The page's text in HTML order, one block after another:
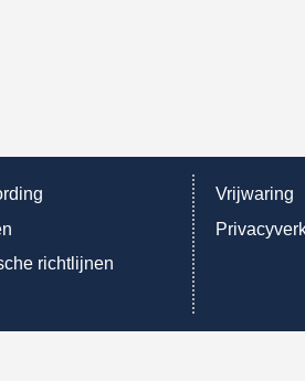
richtlijnen
Vrijwaring